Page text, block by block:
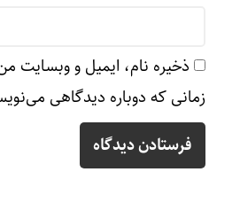
ذخیره نام، ایمیل و وبسایت
زمانی که دوباره دیدگاهی